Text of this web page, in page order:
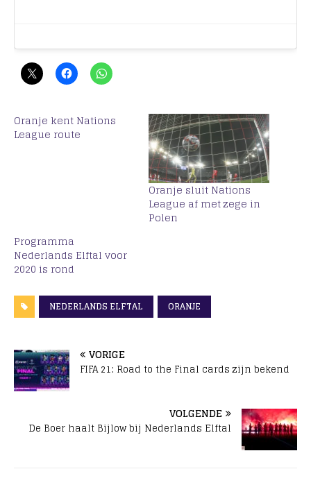
Oranje kent Nations
League route
Oranje sluit Nations
League af met zege in
Polen
Programma
Nederlands Elftal voor
2020 is rond
NEDERLANDS ELFTAL ORANJE
VORIGE
FIFA 21: Road to the Final cards zijn bekend
VOLGENDE
De Boer haalt Bijlow bij Nederlands Elftal